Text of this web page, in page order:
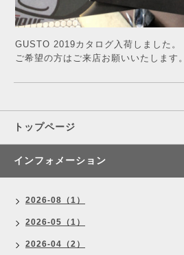
GUSTO 2019カタログ入荷しました。
ご希望の方はご来店お願いいたします。
トップページ
インフォメーション
2026-08（1）
2026-05（1）
2026-04（2）